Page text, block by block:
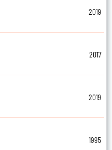
2019
2017
2019
1995